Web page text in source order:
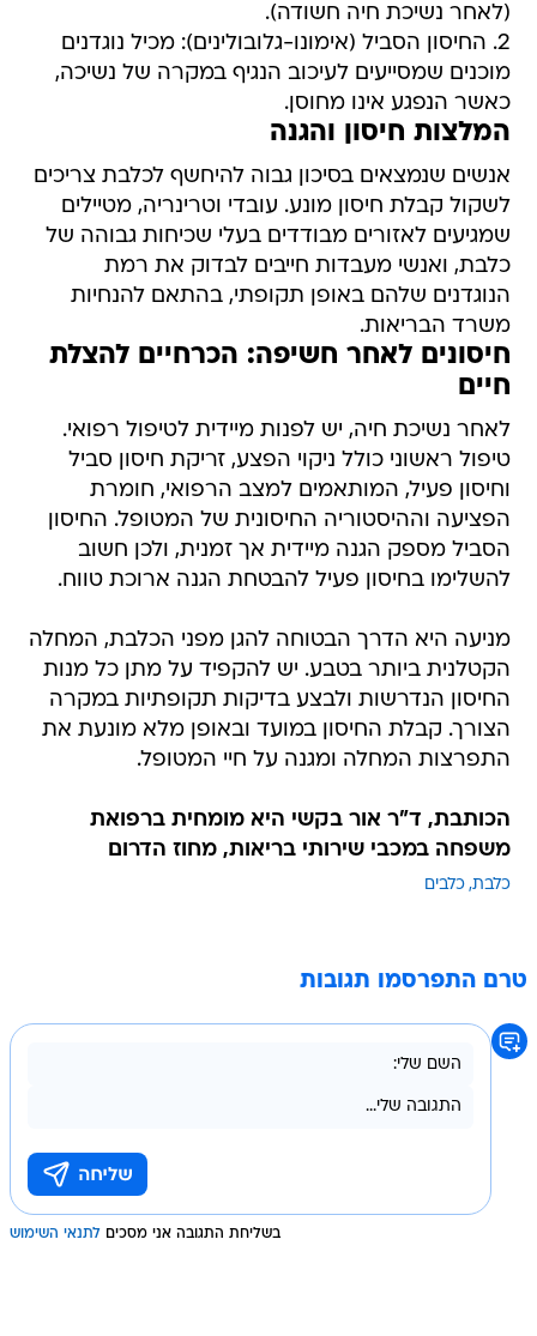
(לאחר נשיכת חיה חשודה).
2. החיסון הסביל (אימונו-גלובולינים): מכיל נוגדנים
מוכנים שמסייעים לעיכוב הנגיף במקרה של נשיכה,
כאשר הנפגע אינו מחוסן.
המלצות חיסון והגנה
אנשים שנמצאים בסיכון גבוה להיחשף לכלבת צריכים
לשקול קבלת חיסון מונע. עובדי וטרינריה, מטיילים
שמגיעים לאזורים מבודדים בעלי שכיחות גבוהה של
כלבת, ואנשי מעבדות חייבים לבדוק את רמת
הנוגדנים שלהם באופן תקופתי, בהתאם להנחיות
משרד הבריאות.
חיסונים לאחר חשיפה: הכרחיים להצלת
חיים
לאחר נשיכת חיה, יש לפנות מיידית לטיפול רפואי.
טיפול ראשוני כולל ניקוי הפצע, זריקת חיסון סביל
וחיסון פעיל, המותאמים למצב הרפואי, חומרת
הפציעה וההיסטוריה החיסונית של המטופל. החיסון
הסביל מספק הגנה מיידית אך זמנית, ולכן חשוב
להשלימו בחיסון פעיל להבטחת הגנה ארוכת טווח.
מניעה היא הדרך הבטוחה להגן מפני הכלבת, המחלה
הקטלנית ביותר בטבע. יש להקפיד על מתן כל מנות
החיסון הנדרשות ולבצע בדיקות תקופתיות במקרה
הצורך. קבלת החיסון במועד ובאופן מלא מונעת את
התפרצות המחלה ומגנה על חיי המטופל.
הכותבת, ד"ר אור בקשי היא מומחית ברפואת
משפחה במכבי שירותי בריאות, מחוז הדרום
כלבת כלבים
טרם התפרסמו תגובות
בשליחת התגובה אני מסכים לתנאי השימוש